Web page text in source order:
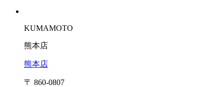
KUMAMOTO
熊本店
熊本店
〒 860-0807